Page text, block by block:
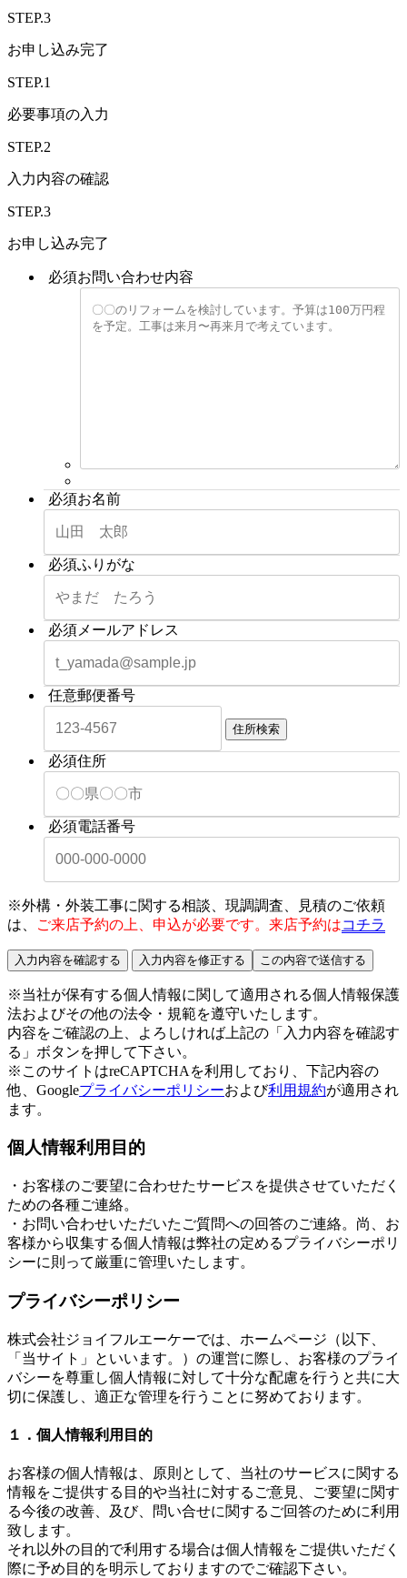
STEP.3
お申し込み完了
STEP.1
必要事項の入力
STEP.2
入力内容の確認
STEP.3
お申し込み完了
必須お問い合わせ内容
必須お名前
必須ふりがな
必須 メールアドレス
任意郵便番号
住所検索
必須住所
必須電話番号
※外構・外装工事に関する相談、現調調査、見積のご依頼
は、
ご来店予約の上、申込が必要です。来店予約はコチラ
※当社が保有する個人情報に関して適用される個人情報保護
法およびその他の法令・規範を遵守いたします。
内容をご確認の上、よろしければ上記の「入力内容を確認す
る」ボタンを押して下さい。
※このサイトはreCAPTCHAを利用しており、下記内容の
他、Googleプライバシーポリシーおよび利用規約が適用され
ます。
個人情報利用目的
・お客様のご要望に合わせたサービスを提供させていただく
ための各種ご連絡。
・お問い合わせいただいたご質問への回答のご連絡。尚、お
客様から収集する個人情報は弊社の定めるプライバシーポリ
シーに則って厳重に管理いたします。
プライバシーポリシー
株式会社ジョイフルエーケーでは、ホームページ（以下、
「当サイト」といいます。）の運営に際し、お客様のプライ
バシーを尊重し個人情報に対して十分な配慮を行うと共に大
切に保護し、適正な管理を行うことに努めております。
１．個人情報利用目的
お客様の個人情報は、原則として、当社のサービスに関する
情報をご提供する目的や当社に対するご意見、ご要望に関す
る今後の改善、及び、問い合せに関するご回答のために利用
致します。
それ以外の目的で利用する場合は個人情報をご提供いただく
際に予め目的を明示しておりますのでご確認下さい。